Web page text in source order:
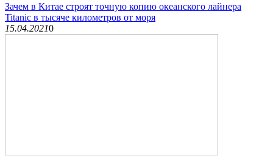
Зачем в Китае строят точную копию океанского лайнера
Titanic в тысяче километров от моря
15.04.20210